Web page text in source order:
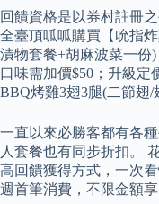
回饋資格是以券村註冊
全臺頂呱呱購買【吮指
漬物套餐+胡麻波菜一份
口味需加價$50；升級定
BBQ烤雞3翅3腿(二節翅/
一直以來必勝客都有各
人套餐也有同步折扣。
高回饋獲得方式，一次
週首筆消費，不限金額享